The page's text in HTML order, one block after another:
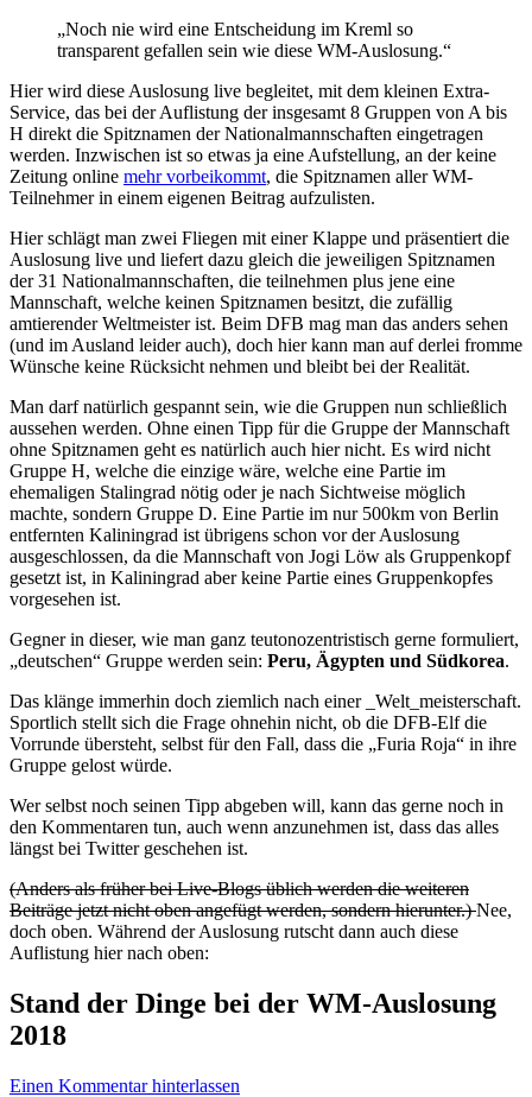
„Noch nie wird eine Entscheidung im Kreml so
transparent gefallen sein wie diese WM-Auslosung.“
Hier wird diese Auslosung live begleitet, mit dem kleinen Extra-
Service, das bei der Auflistung der insgesamt 8 Gruppen von A bis
H direkt die Spitznamen der Nationalmannschaften eingetragen
werden. Inzwischen ist so etwas ja eine Aufstellung, an der keine
Zeitung online mehr vorbeikommt, die Spitznamen aller WM-
Teilnehmer in einem eigenen Beitrag aufzulisten.
Hier schlägt man zwei Fliegen mit einer Klappe und präsentiert die
Auslosung live und liefert dazu gleich die jeweiligen Spitznamen
der 31 Nationalmannschaften, die teilnehmen plus jene eine
Mannschaft, welche keinen Spitznamen besitzt, die zufällig
amtierender Weltmeister ist. Beim DFB mag man das anders sehen
(und im Ausland leider auch), doch hier kann man auf derlei fromme
Wünsche keine Rücksicht nehmen und bleibt bei der Realität.
Man darf natürlich gespannt sein, wie die Gruppen nun schließlich
aussehen werden. Ohne einen Tipp für die Gruppe der Mannschaft
ohne Spitznamen geht es natürlich auch hier nicht. Es wird nicht
Gruppe H, welche die einzige wäre, welche eine Partie im
ehemaligen Stalingrad nötig oder je nach Sichtweise möglich
machte, sondern Gruppe D. Eine Partie im nur 500km von Berlin
entfernten Kaliningrad ist übrigens schon vor der Auslosung
ausgeschlossen, da die Mannschaft von Jogi Löw als Gruppenkopf
gesetzt ist, in Kaliningrad aber keine Partie eines Gruppenkopfes
vorgesehen ist.
Gegner in dieser, wie man ganz teutonozentristisch gerne formuliert,
„deutschen“ Gruppe werden sein: Peru, Ägypten und Südkorea.
Das klänge immerhin doch ziemlich nach einer _Welt_meisterschaft.
Sportlich stellt sich die Frage ohnehin nicht, ob die DFB-Elf die
Vorrunde übersteht, selbst für den Fall, dass die „Furia Roja“ in ihre
Gruppe gelost würde.
Wer selbst noch seinen Tipp abgeben will, kann das gerne noch in
den Kommentaren tun, auch wenn anzunehmen ist, dass das alles
längst bei Twitter geschehen ist.
(Anders als früher bei Live-Blogs üblich werden die weiteren
Beiträge jetzt nicht oben angefügt werden, sondern hierunter.)Nee,
doch oben. Während der Auslosung rutscht dann auch diese
Auflistung hier nach oben:
Stand der Dinge bei der WM-Auslosung
2018
Einen Kommentar hinterlassen